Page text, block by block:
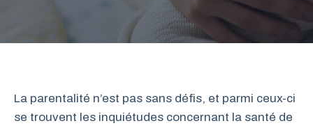
La parentalité n’est pas sans défis, et parmi ceux-ci
se trouvent les inquiétudes concernant la santé de